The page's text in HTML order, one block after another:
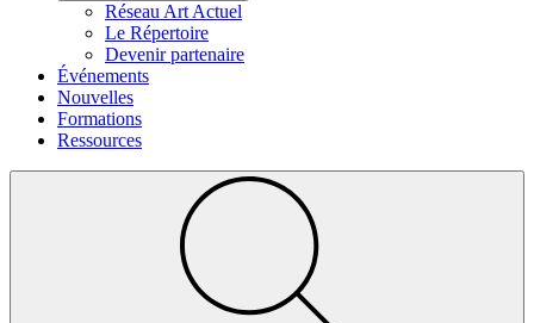
Réseau Art Actuel
Le Répertoire
Devenir partenaire
Événements
Nouvelles
Formations
Ressources